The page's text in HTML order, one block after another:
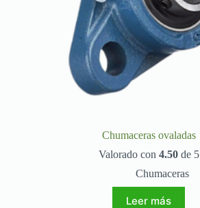
Chumaceras ovaladas
Valorado con 4.50de 5
Chumaceras
Leer más